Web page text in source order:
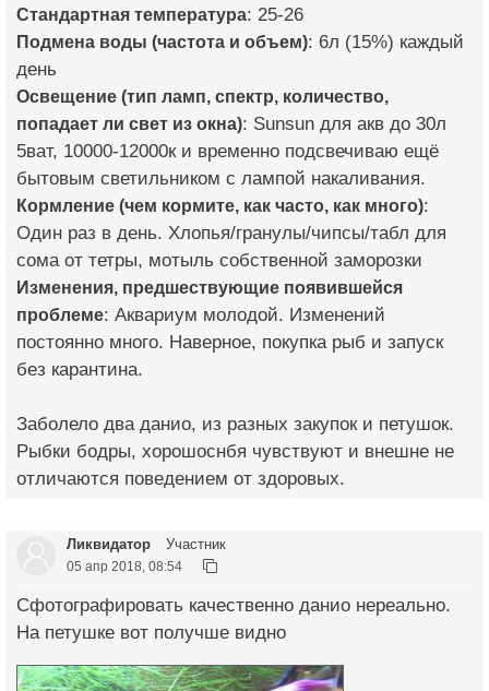
Стандартная температура: 25-26
Подмена воды (частота и объем): 6л (15%) каждый
день
Освещение (тип ламп, спектр, количество,
попадает ли свет из окна): Sunsun для акв до 30л
5ват, 10000-12000к и временно подсвечиваю ещё
бытовым светильником с лампой накаливания.
Кормление (чем кормите, как часто, как много):
Один раз в день. Хлопья/гранулы/чипсы/табл для
сома от тетры, мотыль собственной заморозки
Изменения, предшествующие появившейся
проблеме: Аквариум молодой. Изменений
постоянно много. Наверное, покупка рыб и запуск
без карантина.
Заболело два данио, из разных закупок и петушок.
Рыбки бодры, хорошоснбя чувствуют и внешне не
отличаются поведением от здоровых.
Ликвидатор Участник
05 апр 2018, 08:54
Сфотографировать качественно данио нереально.
На петушке вот получше видно